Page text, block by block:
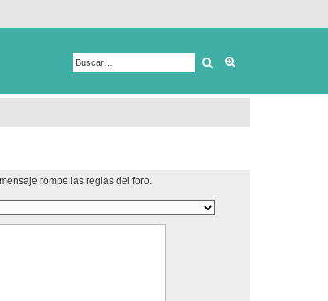
Buscar
rompe las reglas del foro.